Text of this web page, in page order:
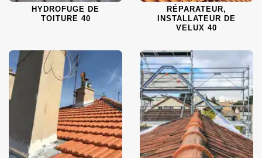
HYDROFUGE DE
TOITURE 40
RÉPARATEUR,
INSTALLATEUR DE
VELUX 40